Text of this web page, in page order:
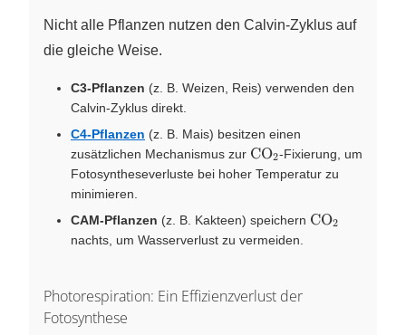
Nicht alle Pflanzen nutzen den Calvin-Zyklus auf
die gleiche Weise.
C3-Pflanzen (z. B. Weizen, Reis) verwenden den
Calvin-Zyklus direkt.
C4-Pflanzen (z. B. Mais) besitzen einen
zusätzlichen Mechanismus zur \ce{CO2}
COX
2-Fixierung, um
Fotosyntheseverluste bei hoher Temperatur zu
minimieren.
CAM-Pflanzen (z. B. Kakteen) speichern \ce{CO2}
COX
2
nachts, um Wasserverlust zu vermeiden.
Photorespiration: Ein Effizienzverlust der
Fotosynthese